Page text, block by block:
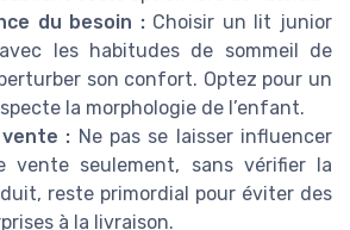
du besoin :Choisir un lit junior
les habitudes de sommeil de
son confort. Optez pour un
la morphologie de l’enfant.
: Ne pas se laisser influencer
vente seulement, sans vérifier la
reste primordial pour éviter des
à la livraison.